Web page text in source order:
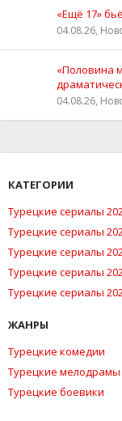
«Ещё 17»
04.08.26,
«Половина
04.08.26,
КАТЕГОРИИ
Турецкие сериалы
Турецкие сериалы
Турецкие сериалы
Турецкие сериалы
Турецкие сериалы
ЖАНРЫ
Турецкие комедии
Турецкие мелодрамы
Турецкие боевики